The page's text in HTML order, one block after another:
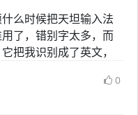
么时候把天坦输入法
了，错别字太多，而
把我识别成了英文，
0